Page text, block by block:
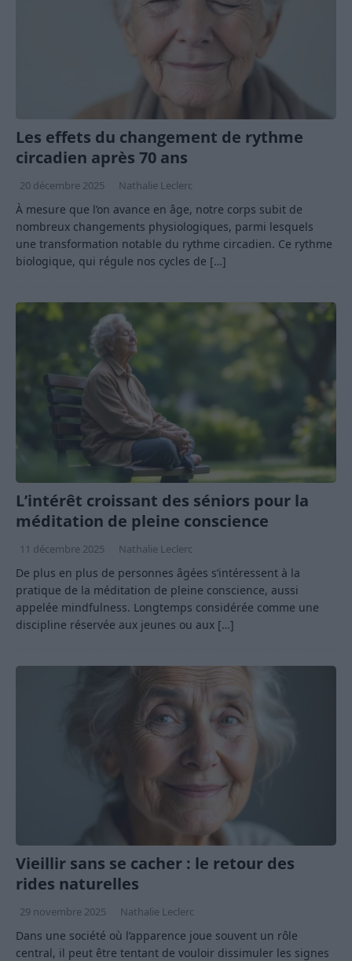
Les effets du changement de rythme
circadien après 70 ans
20 décembre 2025 Nathalie Leclerc
À mesure que l’on avance en âge, notre corps subit de
nombreux changements physiologiques, parmi lesquels
une transformation notable du rythme circadien. Ce rythme
biologique, qui régule nos cycles de […]
L’intérêt croissant des séniors pour la
méditation de pleine conscience
11 décembre 2025 Nathalie Leclerc
De plus en plus de personnes âgées s’intéressent à la
pratique de la méditation de pleine conscience, aussi
appelée mindfulness. Longtemps considérée comme une
discipline réservée aux jeunes ou aux […]
Vieillir sans se cacher : le retour des
rides naturelles
29 novembre 2025 Nathalie Leclerc
Dans une société où l’apparence joue souvent un rôle
central, il peut être tentant de vouloir dissimuler les signes